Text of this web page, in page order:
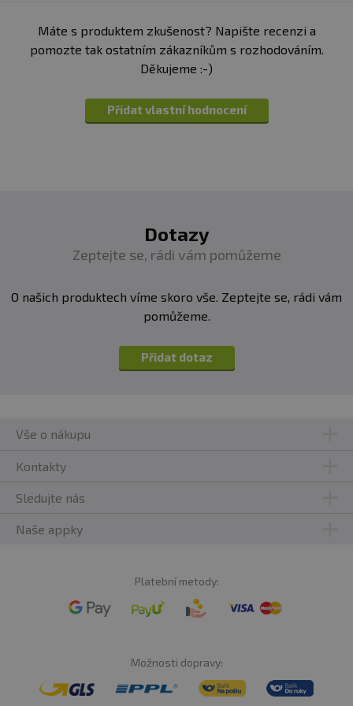
Máte s produktem zkušenost? Napište recenzi a
pomozte tak ostatním zákazníkům s rozhodováním.
Děkujeme :-)
Přidat vlastní hodnocení
Dotazy
Zeptejte se, rádi vám pomůžeme
O našich produktech víme skoro vše. Zeptejte se, rádi vám
pomůžeme.
Přidat dotaz
Vše o nákupu
Kontakty
Sledujte nás
Naše appky
Platební metody:
Možnosti dopravy: